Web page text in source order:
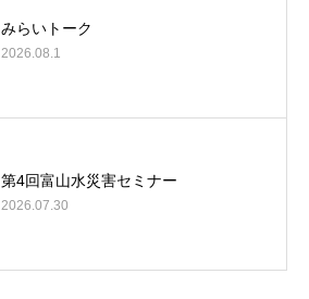
みらいトーク
2026.08.1
第4回富山水災害セミナー
2026.07.30